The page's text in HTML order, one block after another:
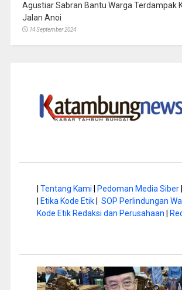
Agustiar Sabran Bantu Warga Terdampak
Jalan Anoi
14 September 2024
Tentang Kami Pedoman Media Siber|
Etika Kode Etik| SOP Perlindungan
Kode Etik Redaksi dan Perusahaan